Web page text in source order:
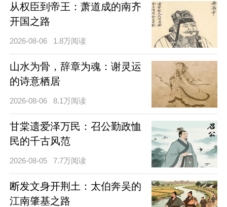
从权臣到帝王：萧道成的南齐
开国之路
2026-08-06 1.8万阅读
山水为骨，辞章为魂：谢灵运
的诗意栖居
2026-08-06 8.1万阅读
甘棠遗爱泽万民：召公勤政恤
民的千古风范
2026-08-05 7.7万阅读
断发文身开荆土：太伯奔吴的
江南肇基之路